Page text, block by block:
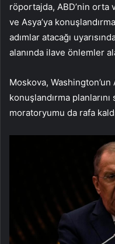
röportajda, ABD’nin
ve Asya’ya
adımlar atacağı
alanında ilave önlemler
Moskova,
konuşlandırma
moratoryumu da rafa